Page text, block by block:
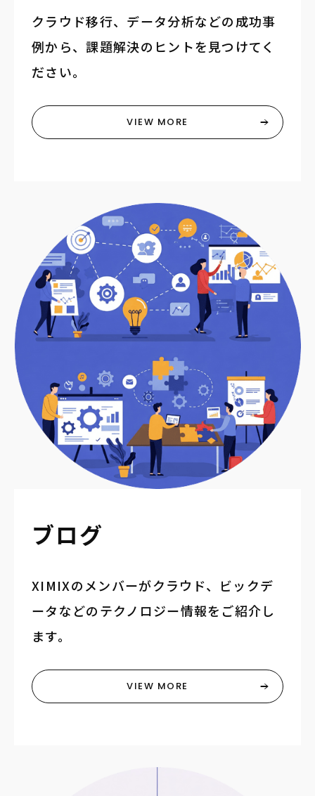
クラウド移行、データ分析などの成功事
例から、課題解決のヒントを見つけてく
ださい。
VIEW MORE
ブログ
XIMIXのメンバーがクラウド、ビックデ
ータなどのテクノロジー情報をご紹介し
ます。
VIEW MORE